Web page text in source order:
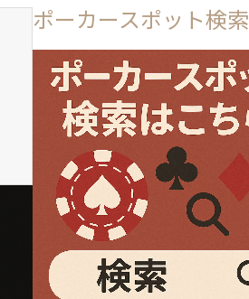
ポーカースポット検索